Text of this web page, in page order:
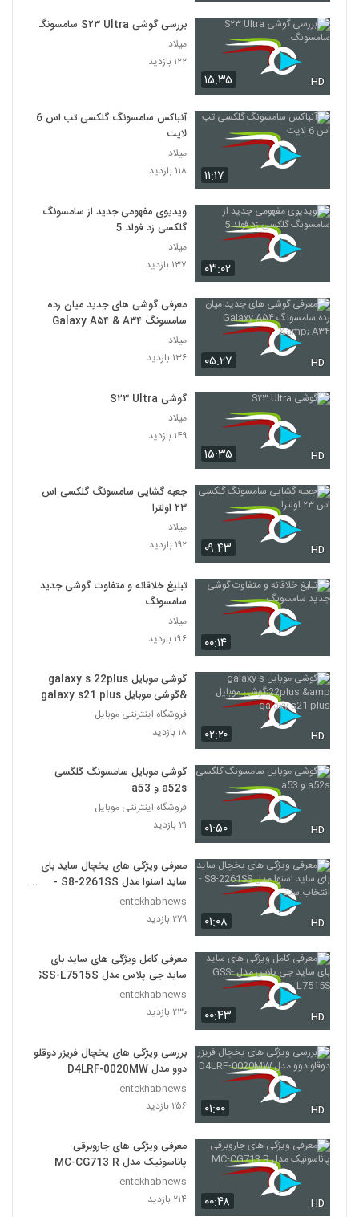
۱۵:۳۵ HD
بررسی گوشی S۲۳ Ultra سامسونگ
میلاد
۱۲۲ بازدید
۱۱:۱۷
آنباکس سامسونگ گلکسی تب اس 6
لایت
میلاد
۱۱۸ بازدید
۰۳:۰۲
ویدیوی مفهومی جدید از سامسونگ
گلکسی زد فولد 5
میلاد
۱۳۷ بازدید
۰۵:۲۷ HD
معرفی گوشی های جدید میان رده
سامسونگ Galaxy A۵۴ & A۳۴
میلاد
۱۳۶ بازدید
۱۵:۳۵ HD
گوشی S۲۳ Ultra
میلاد
۱۴۹ بازدید
۰۹:۴۳ HD
جعبه گشایی سامسونگ گلکسی اس
۲۳ اولترا
میلاد
۱۹۲ بازدید
۰۰:۱۴
تبلیغ خلاقانه و متفاوت گوشی جدید
سامسونگ
میلاد
۱۹۶ بازدید
۰۲:۲۰ HD
گوشی موبایل galaxy s 22plus
&گوشی موبایل galaxy s21 plus
فروشگاه اینترنتی موبایل
۱۸ بازدید
۰۱:۵۰ HD
گوشی موبایل سامسونگ گلگسی
a52s و a53
فروشگاه اینترنتی موبایل
۲۱ بازدید
۰۱:۰۸ HD
معرفی ویژگی های یخچال ساید بای
ساید اسنوا مدل S8-2261SS -
انتخاب سنتر
entekhabnews
۲۷۹ بازدید
۰۰:۴۳ HD
معرفی کامل ویژگی های ساید بای
ساید جی پلاس مدل GSS-L7515S
entekhabnews
۲۳۰ بازدید
۰۱:۰۰ HD
بررسی ویژگی های یخچال فریزر دوقلو
دوو مدل D4LRF-0020MW
entekhabnews
۲۵۶ بازدید
۰۰:۴۸ HD
معرفی ویژگی های جاروبرقی
پاناسونیک مدل MC-CG713 R
entekhabnews
۲۱۴ بازدید